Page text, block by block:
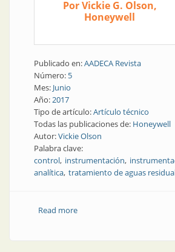
Por Vickie G. Olson,
Honeywell
Publicado en:AADECA Revista
Número: 5
Mes: Junio
Año:2017
Tipo de artículo:Artículo técnico
Todas las publicaciones de: Honeywell
Autor:Vickie Olson
Palabra clave:
control instrumentación
analítica tratamiento de aguas
Read moreabout Instrumentación